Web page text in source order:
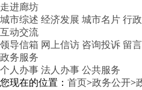
走进廊坊
城市综述 经济发展 城市名片 行
互动交流
领导信箱 网上信访 咨询投诉 留
政务服务
个人办事 法人办事 公共服务
您现在的位置： 首页>政务公开>